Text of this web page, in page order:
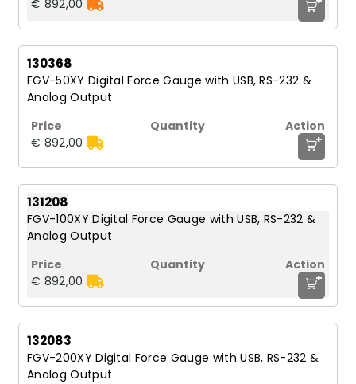
€ 892,00
130368
FGV-50XY Digital Force Gauge with USB, RS-232 &
Analog Output
€ 892,00 +
131208
FGV-100XY Digital Force Gauge with USB, RS-232 &
Analog Output
€ 892,00 +
132083
FGV-200XY Digital Force Gauge with USB, RS-232 &
Analog Output